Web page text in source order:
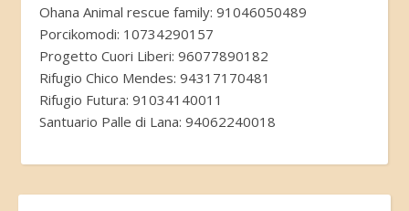
Ohana Animal rescue family: 91046050489
Porcikomodi: 10734290157
Progetto Cuori Liberi: 96077890182
Rifugio Chico Mendes: 94317170481
Rifugio Futura: 91034140011
Santuario Palle di Lana: 94062240018